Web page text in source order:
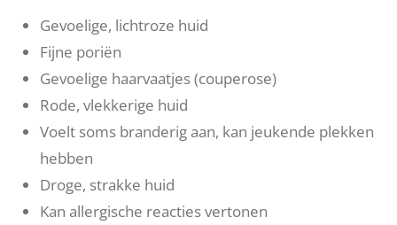
Gevoelige, lichtroze huid
Fijne poriën
Gevoelige haarvaatjes (couperose)
Rode, vlekkerige huid
Voelt soms branderig aan, kan jeukende plekken
hebben
Droge, strakke huid
Kan allergische reacties vertonen